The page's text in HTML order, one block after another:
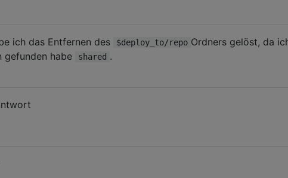
ich das Entfernen des $deploy_to/repo Ordners gelöst, da
gefunden habe shared .